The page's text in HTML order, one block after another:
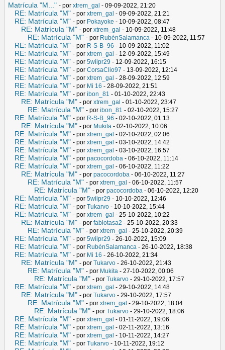
Matrícula "M..." - por xtrem_gal - 09-09-2022, 21:20
RE: Matrícula "M" - por xtrem_gal - 09-09-2022, 21:21
RE: Matrícula "M" - por Pokayoke - 10-09-2022, 08:47
RE: Matrícula "M" - por xtrem_gal - 10-09-2022, 11:48
RE: Matrícula "M" - por RubénSalamanca - 10-09-2022, 11:57
RE: Matrícula "M" - por R-S-B_96 - 10-09-2022, 11:02
RE: Matrícula "M" - por xtrem_gal - 12-09-2022, 15:49
RE: Matrícula "M" - por 5wiipr29 - 12-09-2022, 16:15
RE: Matrícula "M" - por CorsaClio97 - 13-09-2022, 12:14
RE: Matrícula "M" - por xtrem_gal - 28-09-2022, 12:59
RE: Matrícula "M" - por Mi 16 - 28-09-2022, 21:51
RE: Matrícula "M" - por ibon_81 - 01-10-2022, 22:43
RE: Matrícula "M" - por xtrem_gal - 01-10-2022, 23:47
RE: Matrícula "M" - por ibon_81 - 02-10-2022, 15:27
RE: Matrícula "M" - por R-S-B_96 - 02-10-2022, 01:13
RE: Matrícula "M" - por Mukita - 02-10-2022, 10:06
RE: Matrícula "M" - por xtrem_gal - 02-10-2022, 02:06
RE: Matrícula "M" - por xtrem_gal - 03-10-2022, 14:42
RE: Matrícula "M" - por xtrem_gal - 03-10-2022, 16:57
RE: Matrícula "M" - por pacocordoba - 06-10-2022, 11:14
RE: Matrícula "M" - por xtrem_gal - 06-10-2022, 11:22
RE: Matrícula "M" - por pacocordoba - 06-10-2022, 11:27
RE: Matrícula "M" - por xtrem_gal - 06-10-2022, 11:57
RE: Matrícula "M" - por pacocordoba - 06-10-2022, 12:20
RE: Matrícula "M" - por 5wiipr29 - 10-10-2022, 12:46
RE: Matrícula "M" - por Tukarvo - 10-10-2022, 15:44
RE: Matrícula "M" - por xtrem_gal - 25-10-2022, 10:22
RE: Matrícula "M" - por fabiotasa2 - 25-10-2022, 20:33
RE: Matrícula "M" - por xtrem_gal - 25-10-2022, 20:39
RE: Matrícula "M" - por 5wiipr29 - 26-10-2022, 15:09
RE: Matrícula "M" - por RubénSalamanca - 26-10-2022, 18:38
RE: Matrícula "M" - por Mi 16 - 26-10-2022, 21:34
RE: Matrícula "M" - por Tukarvo - 26-10-2022, 21:43
RE: Matrícula "M" - por Mukita - 27-10-2022, 00:06
RE: Matrícula "M" - por Tukarvo - 29-10-2022, 17:57
RE: Matrícula "M" - por xtrem_gal - 29-10-2022, 14:48
RE: Matrícula "M" - por Tukarvo - 29-10-2022, 17:57
RE: Matrícula "M" - por xtrem_gal - 29-10-2022, 18:04
RE: Matrícula "M" - por Tukarvo - 29-10-2022, 18:06
RE: Matrícula "M" - por xtrem_gal - 01-11-2022, 19:06
RE: Matrícula "M" - por xtrem_gal - 02-11-2022, 13:16
RE: Matrícula "M" - por xtrem_gal - 10-11-2022, 14:27
RE: Matrícula "M" - por Tukarvo - 10-11-2022, 19:12